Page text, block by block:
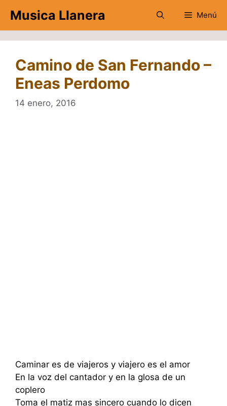
contenido
Musica Llanera Menú
Camino de San Fernando –
Eneas Perdomo
14 enero, 2016
Caminar es de viajeros y viajero es el amor
En la voz del cantador y en la glosa de un
coplero
Toma el matiz mas sincero cuando lo dicen